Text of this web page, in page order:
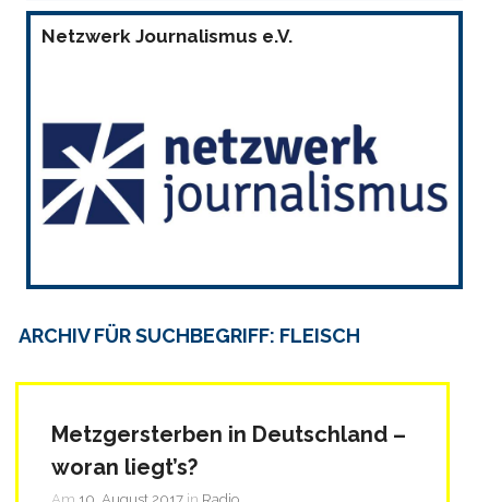
Netzwerk Journalismus e.V.
ARCHIV FÜR SUCHBEGRIFF: FLEISCH
Metzgersterben in Deutschland –
woran liegt’s?